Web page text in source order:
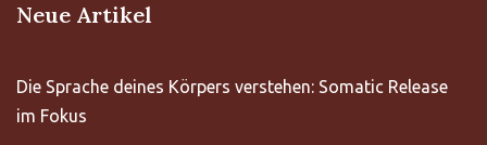
Neue Artikel
Die Sprache deines Körpers verstehen: Somatic Release
im Fokus